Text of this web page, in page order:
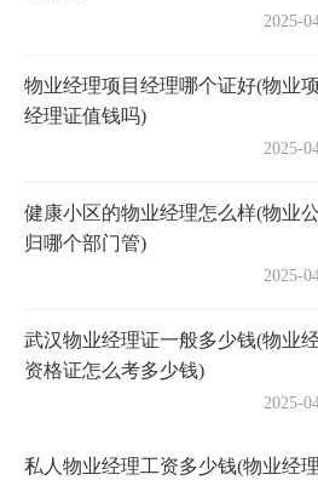
2025-
物业经理项目经理哪个证好(物业
经理证值钱吗)
2025-
健康小区的物业经理怎么样(物业
归哪个部门管)
2025-
武汉物业经理证一般多少钱(物业
资格证怎么考多少钱)
2025-
私人物业经理工资多少钱(物业经